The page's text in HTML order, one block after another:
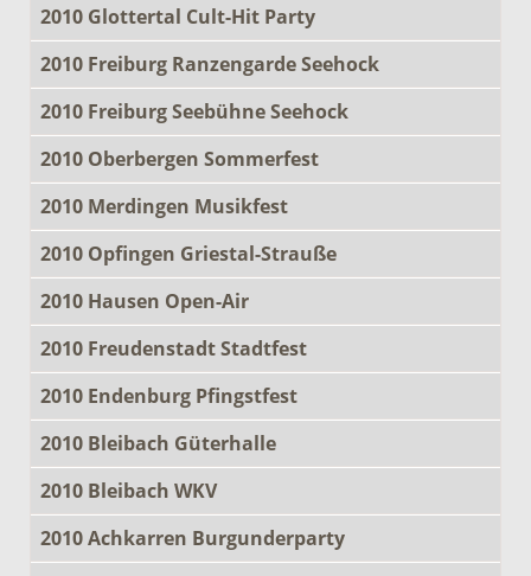
2010 Glottertal Cult-Hit Party
2010 Freiburg Ranzengarde Seehock
2010 Freiburg Seebühne Seehock
2010 Oberbergen Sommerfest
2010 Merdingen Musikfest
2010 Opfingen Griestal-Strauße
2010 Hausen Open-Air
2010 Freudenstadt Stadtfest
2010 Endenburg Pfingstfest
2010 Bleibach Güterhalle
2010 Bleibach WKV
2010 Achkarren Burgunderparty